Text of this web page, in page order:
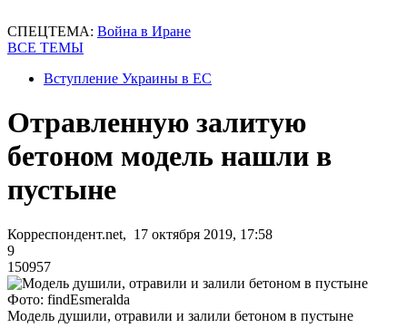
СПЕЦТЕМА: Война в Иране
ВСЕ ТЕМЫ
Вступление Украины в ЕС
Отравленную залитую
бетоном модель нашли в
пустыне
Корреспондент.net, 17 октября 2019, 17:58
9
150957
Фото: findEsmeralda
Модель душили, отравили и залили бетоном в пустыне